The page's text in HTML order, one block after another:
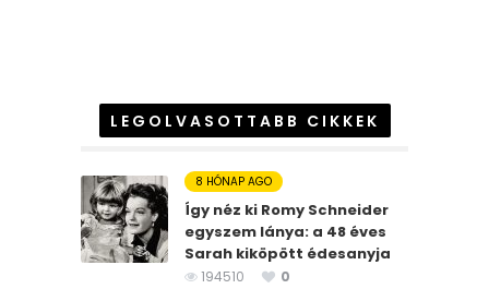
LEGOLVASOTTABB CIKKEK
8 HÓNAP AGO
Így néz ki Romy Schneider
egyszem lánya: a 48 éves
Sarah kiköpött édesanyja
194510
0